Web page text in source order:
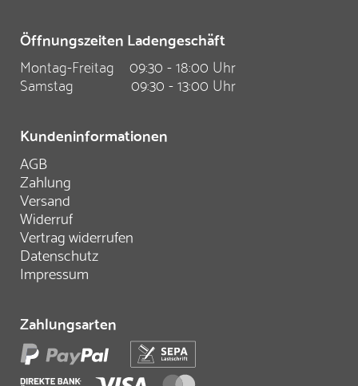
Öffnungszeiten Ladengeschäft
Montag-Freitag
09:30 - 18:00 Uhr
Samstag
09:30 - 13:00 Uhr
Kundeninformationen
AGB
Zahlung
Versand
Widerruf
Vertrag widerrufen
Datenschutz
Impressum
Zahlungsarten